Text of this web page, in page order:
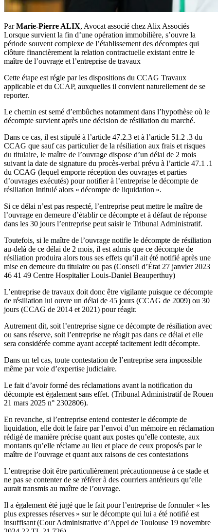
ParMarie-Pierre ALIX, Avocat associé chez Alix Associés –
Lorsque survient la fin d’une opération immobilière, s’ouvre la
période souvent complexe de l’établissement des décomptes qui
clôture financièrement la relation contractuelle existant entre le
maître de l’ouvrage et l’entreprise de travaux
Cette étape est régie par les dispositions du CCAG Travaux
applicable et du CCAP, auxquelles il convient naturellement de se
reporter.
Le chemin est semé d’embûches notamment dans l’hypothèse où le
décompte survient après une décision de résiliation du marché.
Dans ce cas, il est stipulé à l’article 47.2.3 et à l’article 51.2 .3 du
CCAG que sauf cas particulier de la résiliation aux frais et risques
du titulaire, le maître de l’ouvrage dispose d’un délai de 2 mois
suivant la date de signature du procès-verbal prévu à l’article 47.1 .1
du CCAG (lequel emporte réception des ouvrages et parties
d’ouvrages exécutés) pour notifier à l’entreprise le décompte de
résiliation Intitulé alors « décompte de liquidation ».
Si ce délai n’est pas respecté, l’entreprise peut mettre le maître de
l’ouvrage en demeure d’établir ce décompte et à défaut de réponse
dans les 30 jours l’entreprise peut saisir le Tribunal Administratif.
Toutefois, si le maître de l’ouvrage notifie le décompte de résiliation
au-delà de ce délai de 2 mois, il est admis que ce décompte de
résiliation produira alors tous ses effets qu’il ait été notifié après une
mise en demeure du titulaire ou pas (Conseil d’État 27 janvier 2023
46 41 49 Centre Hospitalier Louis-Daniel Beauperthuy)
L’entreprise de travaux doit donc être vigilante puisque ce décompte
de résiliation lui ouvre un délai de 45 jours (CCAG de 2009) ou 30
jours (CCAG de 2014 et 2021) pour réagir.
Autrement dit, soit l’entreprise signe ce décompte de résiliation avec
ou sans réserve, soit l’entreprise ne réagit pas dans ce délai et elle
sera considérée comme ayant accepté tacitement ledit décompte.
Dans un tel cas, toute contestation de l’entreprise sera impossible
même par voie d’expertise judiciaire.
Le fait d’avoir formé des réclamations avant la notification du
décompte est également sans effet. (Tribunal Administratif de Rouen
21 mars 2025 n° 2302806).
En revanche, si l’entreprise entend contester le décompte de
liquidation, elle doit le faire par l’envoi d’un mémoire en réclamation
rédigé de manière précise quant aux postes qu’elle conteste, aux
montants qu’elle réclame au lieu et place de ceux proposés par le
maître de l’ouvrage et quant aux raisons de ces contestations
L’entreprise doit être particulièrement précautionneuse à ce stade et
ne pas se contenter de se référer à des courriers antérieurs qu’elle
aurait transmis au maître de l’ouvrage.
Il a également été jugé que le fait pour l’entreprise de formuler « les
plus expresses réserves » sur le décompte qui lui a été notifié est
insuffisant (Cour Administrative d’Appel de Toulouse 19 novembre